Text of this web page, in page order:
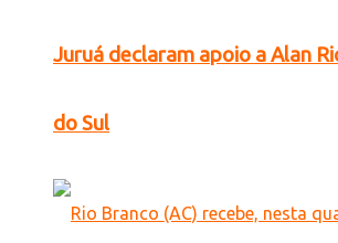
Juruá declaram apoio a Alan
do Sul